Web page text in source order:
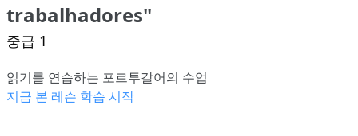
trabalhadores"
중급 1
읽기를 연습하는 포르투갈어의 수업
지금 본 레슨 학습 시작